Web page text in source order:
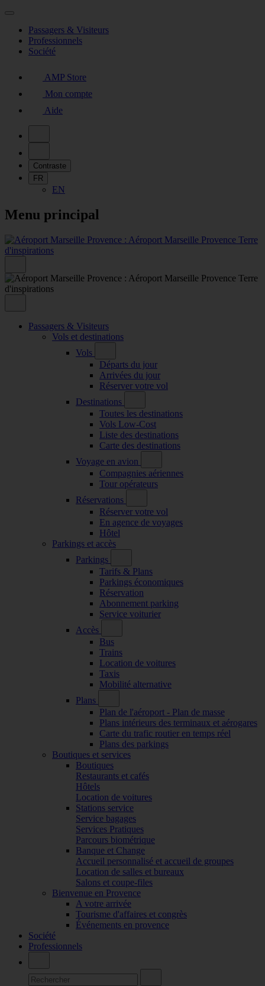
Passagers & Visiteurs
Professionnels
Société
AMP Store
Mon compte
Aide
Contraste
FR
EN
Menu principal
Passagers & Visiteurs
Vols et destinations
Vols
Départs du jour
Arrivées du jour
Réserver votre vol
Destinations
Toutes les destinations
Vols Low-Cost
Liste des destinations
Carte des destinations
Voyage en avion
Compagnies aériennes
Tour opérateurs
Réservations
Réserver votre vol
En agence de voyages
Hôtel
Parkings et accès
Parkings
Tarifs & Plans
Parkings économiques
Réservation
Abonnement parking
Service voiturier
Accès
Bus
Trains
Location de voitures
Taxis
Mobilité alternative
Plans
Plan de l'aéroport - Plan de masse
Plans intérieurs des terminaux et aérogares
Carte du trafic routier en temps réel
Plans des parkings
Boutiques et services
Boutiques
Restaurants et cafés
Hôtels
Location de voitures
Stations service
Service bagages
Services Pratiques
Parcours biométrique
Banque et Change
Accueil personnalisé et accueil de groupes
Location de salles et bureaux
Salons et coupe-files
Bienvenue en Provence
A votre arrivée
Tourisme d'affaires et congrès
Événements en provence
Société
Professionnels